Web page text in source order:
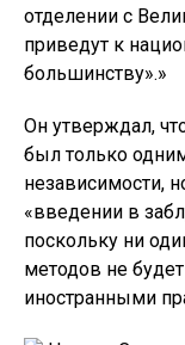
отделении с
приведут к
большинству».»
Он утверждал,
был только
независимости,
«введении в
поскольку ни
методов не
иностранными